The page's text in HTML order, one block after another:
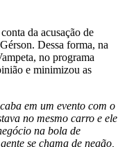
da acusação de
Dessa forma, na
no programa
e minimizou as
em um evento com o
no mesmo carro e ele
na bola de
se chama de negão,